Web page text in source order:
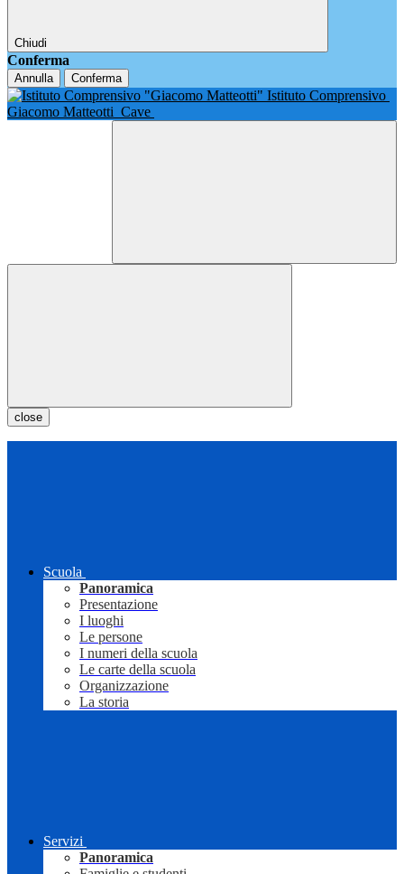
Chiudi
Conferma
Annulla Conferma
Istituto Comprensivo
Giacomo Matteotti Cave
close
Scuola
Panoramica
Presentazione
I luoghi
Le persone
I numeri della scuola
Le carte della scuola
Organizzazione
La storia
Servizi
Panoramica